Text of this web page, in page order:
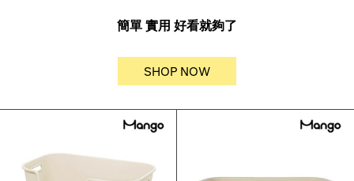
簡單 實用 好看就夠了
SHOP NOW